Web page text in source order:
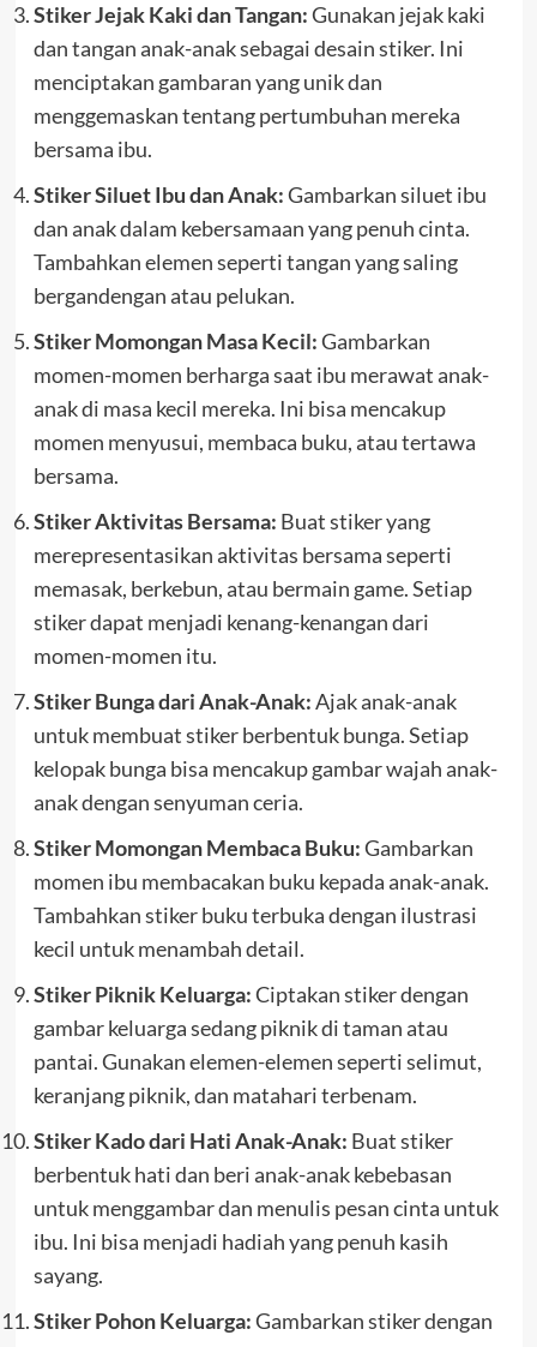
Stiker Jejak Kaki dan Tangan:Gunakan jejak kaki
dan tangan anak-anak sebagai desain stiker. Ini
menciptakan gambaran yang unik dan
menggemaskan tentang pertumbuhan mereka
bersama ibu.
Stiker Siluet Ibu dan Anak:Gambarkan siluet ibu
dan anak dalam kebersamaan yang penuh cinta.
Tambahkan elemen seperti tangan yang saling
bergandengan atau pelukan.
Stiker Momongan Masa Kecil:Gambarkan
momen-momen berharga saat ibu merawat anak-
anak di masa kecil mereka. Ini bisa mencakup
momen menyusui, membaca buku, atau tertawa
bersama.
Stiker Aktivitas Bersama: Buat stiker yang
merepresentasikan aktivitas bersama seperti
memasak, berkebun, atau bermain game. Setiap
stiker dapat menjadi kenang-kenangan dari
momen-momen itu.
Stiker Bunga dari Anak-Anak:Ajak anak-anak
untuk membuat stiker berbentuk bunga. Setiap
kelopak bunga bisa mencakup gambar wajah anak-
anak dengan senyuman ceria.
Stiker Momongan Membaca Buku:Gambarkan
momen ibu membacakan buku kepada anak-anak.
Tambahkan stiker buku terbuka dengan ilustrasi
kecil untuk menambah detail.
Stiker Piknik Keluarga:Ciptakan stiker dengan
gambar keluarga sedang piknik di taman atau
pantai. Gunakan elemen-elemen seperti selimut,
keranjang piknik, dan matahari terbenam.
Stiker Kado dari Hati Anak-Anak: Buat stiker
berbentuk hati dan beri anak-anak kebebasan
untuk menggambar dan menulis pesan cinta untuk
ibu. Ini bisa menjadi hadiah yang penuh kasih
sayang.
Stiker Pohon Keluarga:Gambarkan stiker dengan